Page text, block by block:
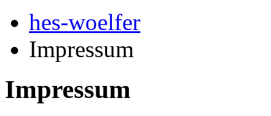
hes-woelfer
Impressum
Impressum